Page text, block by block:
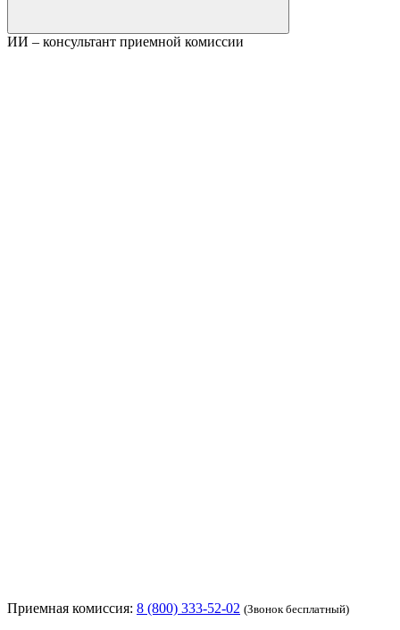
ИИ – консультант приемной комиссии
Приемная комиссия: 8 (800) 333-52-02 (Звонок бесплатный)